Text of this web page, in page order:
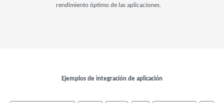
rendimiento óptimo de las aplicaciones.
Ejemplos de integración de aplicación